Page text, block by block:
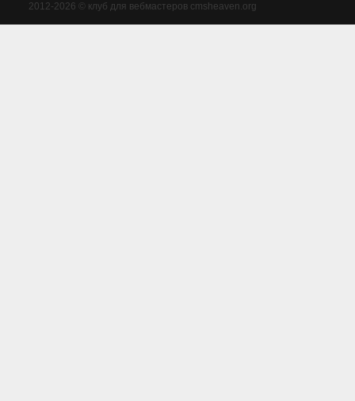
2012-2026 © клуб для вебмастеров cmsheaven.org